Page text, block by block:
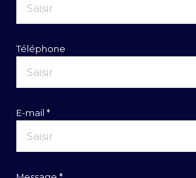
Téléphone
E-mail *